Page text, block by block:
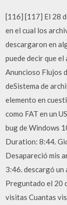
[116] [117] El 28
en el cual los
descargaron en
puede decir que
Anuncioso Flujos
deSistema de
elemento en
como FAT en un
bug de Windows
Duration: 8:44.
Desapareció mis
3:46. descargó un
Preguntado el 20
visitas Cuantas